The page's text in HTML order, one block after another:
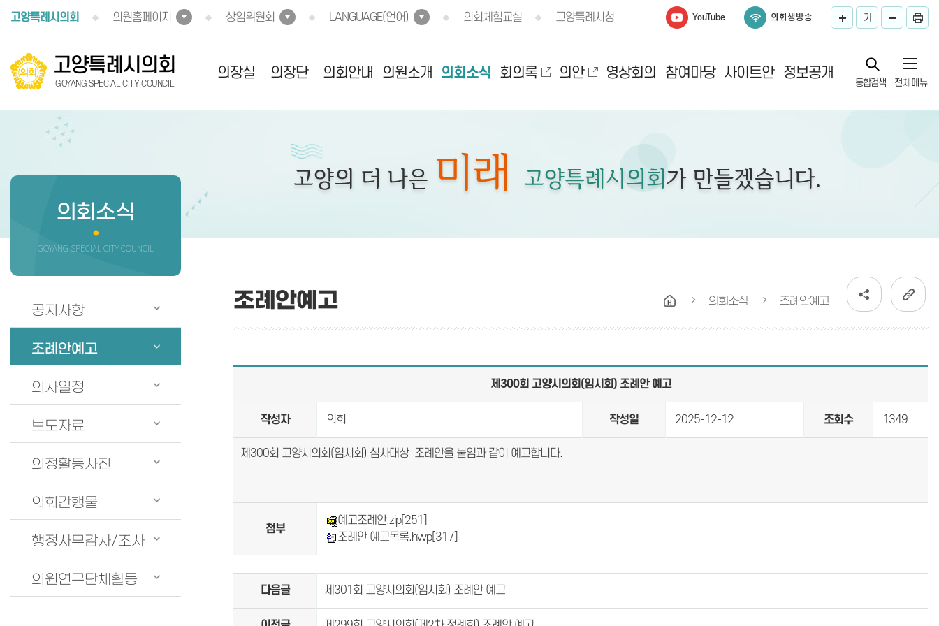
고양특례시의회
의원홈페이지 상임위원회 LANGUAGE(언어) 의회체험교실 고양특례시청 YouTube 의회생방송 가
고양특례시의회
GOYANG SPECIAL CITY COUNCIL
의장실 의장단 의회안내 의원소개 의회소식 회의록 의안 영상회의 참여마당 사이트안 정보공개
전체메뉴
통합검색
의회소식
GOYANG SPECIAL CITY COUNCIL
공지사항
조례안예고
의사일정
보도자료
의정활동사진
의회간행물
행정사무감사/조사
의원연구단체활동
조례안예고 의회소식 조례안예고
제300회 고양시의회(임시회) 조례안 예고
작성자 의회 작성일 2025-12-12 조회수 1349
제300회 고양시의회(임시회) 심사대상 조례안을 붙임과 같이 예고합니다.
첨부
예고조례안.zip[251]
조례안 예고목록.hwp[317]
다음글 제301회 고양시의회(임시회) 조례안 예고